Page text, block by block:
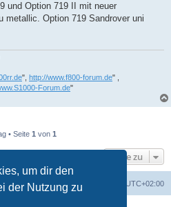
um dir den
der Nutzung zu
und Option 719 II mit neuer
metallic. Option 719 Sandrover uni
", http://www.f800-forum.de" ,
Forum.de"
• Seite 1 von 1
Gehe zu
Alle Zeiten sind UTC+02:00